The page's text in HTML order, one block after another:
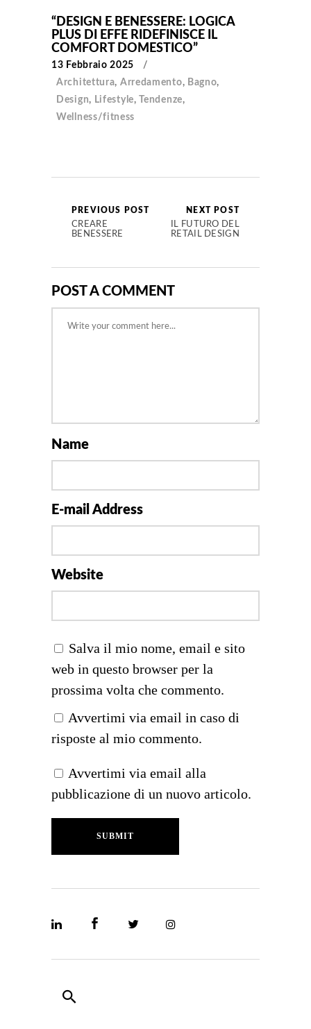
“DESIGN E BENESSERE: LOGICA
PLUS DI EFFE RIDEFINISCE IL
COMFORT DOMESTICO”
13 Febbraio 2025
Architettura, Arredamento, Bagno,
Design, Lifestyle, Tendenze,
Wellness/fitness
PREVIOUS POST
CREARE
BENESSERE
NEXT POST
IL FUTURO DEL
RETAIL DESIGN
POST A COMMENT
Name
E-mail Address
Website
Salva il mio nome, email e sito
web in questo browser per la
prossima volta che commento.
Avvertimi via email in caso di
risposte al mio commento.
Avvertimi via email alla
pubblicazione di un nuovo articolo.
SUBMIT